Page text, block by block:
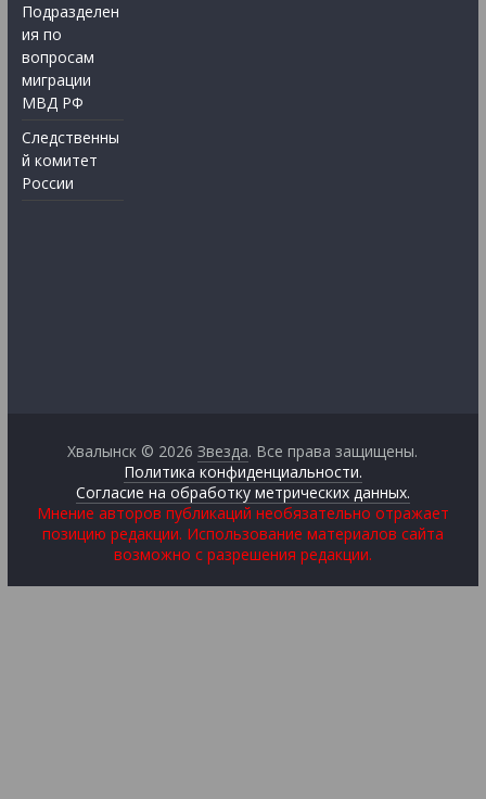
Подразделен
ия по
вопросам
миграции
МВД РФ
Следственны
й комитет
России
Хвалынск © 2026Звезда. Все права защищены.
Политика конфиденциальности.
Согласие на обработку метрических данных.
Мнение авторов публикаций необязательно отражает
позицию редакции. Использование материалов сайта
возможно с разрешения редакции.